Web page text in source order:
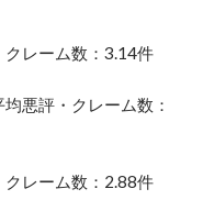
レーム数：3.14件
悪評・クレーム数：
レーム数：2.88件